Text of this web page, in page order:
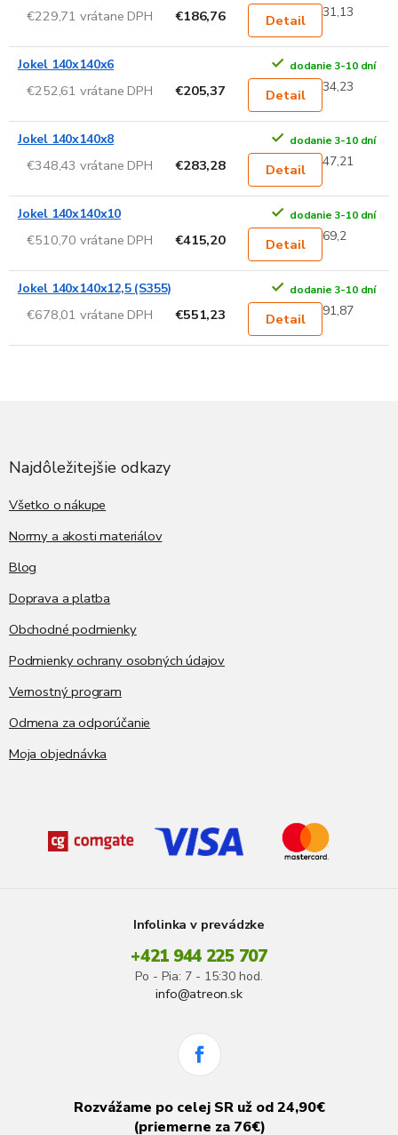
€229,71 vrátane DPH €186,76 Detail 31,13
Jokel 140x140x6 dodanie 3-10 dní
€252,61 vrátane DPH €205,37 Detail 34,23
Jokel 140x140x8 dodanie 3-10 dní
€348,43 vrátane DPH €283,28 Detail 47,21
Jokel 140x140x10 dodanie 3-10 dní
€510,70 vrátane DPH €415,20 Detail 69,2
Jokel 140x140x12,5 (S355) dodanie 3-10 dní
€678,01 vrátane DPH €551,23 Detail 91,87
Najdôležitejšie odkazy
Všetko o nákupe
Normy a akosti materiálov
Blog
Doprava a platba
Obchodné podmienky
Podmienky ochrany osobných údajov
Vernostný program
Odmena za odporúčanie
Moja objednávka
Infolinka v prevádzke
+421 944 225 707
Po - Pia: 7 - 15:30 hod.
info@atreon.sk
Rozvážame po celej SR už od 24,90€
(priemerne za 76€)